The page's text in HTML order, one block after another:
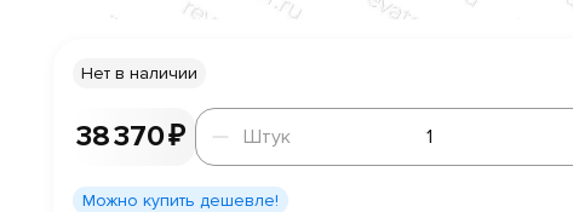
Нет в наличии
38 370 ₽
Штук
Штук
Можно купить дешевле!